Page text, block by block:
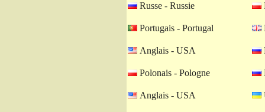
Russe - Russie
Portugais - Portugal
Anglais - USA
Polonais - Pologne
Anglais - USA